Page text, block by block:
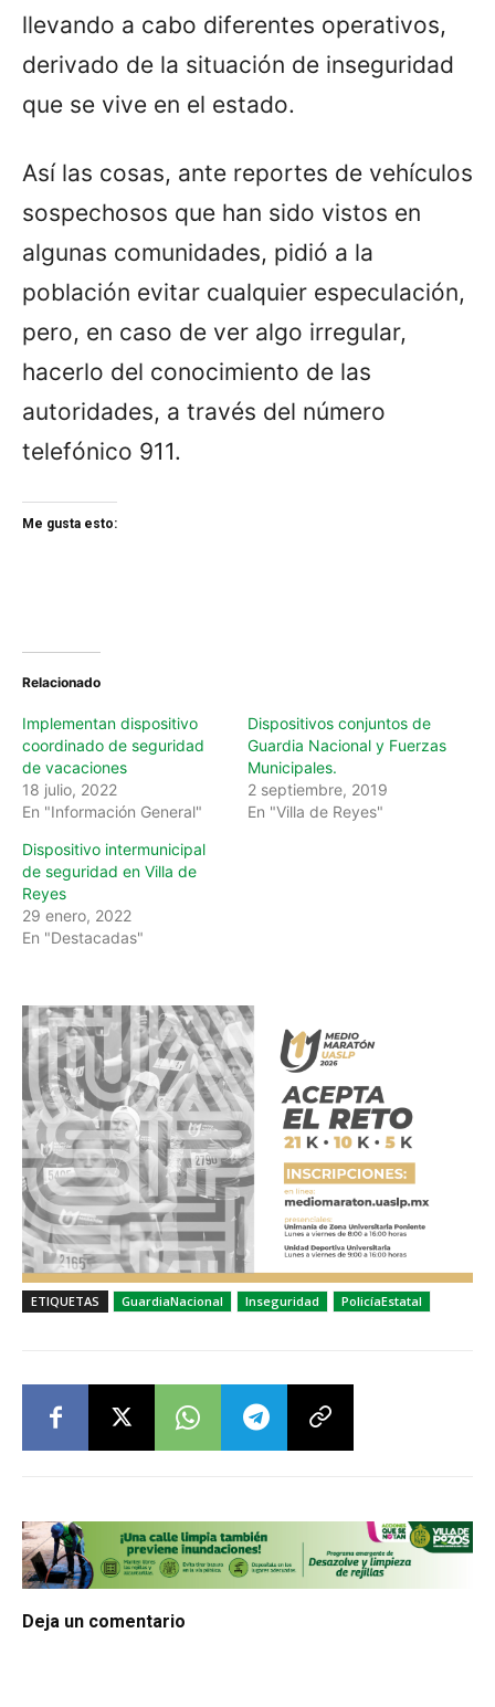
llevando a cabo diferentes operativos,
derivado de la situación de inseguridad
que se vive en el estado.
Así las cosas, ante reportes de vehículos
sospechosos que han sido vistos en
algunas comunidades, pidió a la
población evitar cualquier especulación,
pero, en caso de ver algo irregular,
hacerlo del conocimiento de las
autoridades, a través del número
telefónico 911.
Me gusta esto:
Relacionado
Implementan dispositivo
coordinado de seguridad
de vacaciones
18 julio, 2022
En "Información General"
Dispositivos conjuntos de
Guardia Nacional y Fuerzas
Municipales.
2 septiembre, 2019
En "Villa de Reyes"
Dispositivo intermunicipal
de seguridad en Villa de
Reyes
29 enero, 2022
En "Destacadas"
ETIQUETAS GuardiaNacional Inseguridad PolicíaEstatal
Deja un comentario